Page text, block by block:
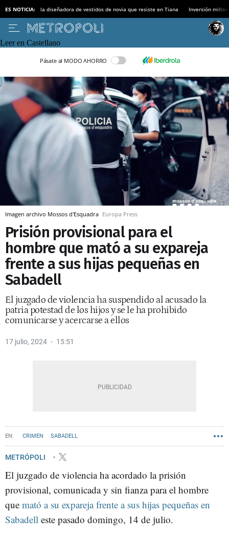
ES NOTICIA: la diseñadora de vestidos de novia que resiste en Tiana Inversión
Leer en Castellano
Pásate al MODO AHORRO
Imagen archivo Mossos d'Esquadra Europa Press
Prisión provisional para el
hombre que mató a su expareja
frente a sus hijas pequeñas en
Sabadell
El juzgado de violencia ha suspendido al acusado la
patria potestad de los hijos y se le ha prohibido
comunicarse y acercarse a ellos
17 julio, 2024 15:51
CRIMEN SABADELL
METRÓPOLI
El juzgado de violencia ha acordado la prisión
provisional, comunicada y sin fianza para el hombre
que mató a su expareja frente a sus hijas pequeñas en
Sabadell este pasado domingo, 14 de julio.